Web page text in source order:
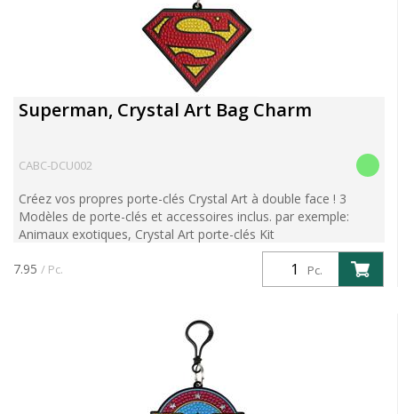
Superman, Crystal Art Bag Charm
CABC-DCU002
Créez vos propres porte-clés Crystal Art à double face ! 3
Modèles de porte-clés et accessoires inclus. par exemple:
Animaux exotiques, Crystal Art porte-clés Kit
Pc.
7.95 / Pc.